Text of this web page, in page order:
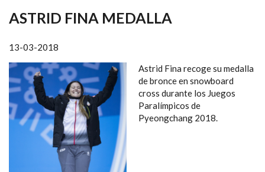
DE
AYUDA
A
LA
NAVEGACIÓN
ASTRID FINA MEDALLA
13-03-2018
Astrid Fina recoge su medalla
de bronce en snowboard
cross durante los Juegos
Paralímpicos de
Pyeongchang 2018.